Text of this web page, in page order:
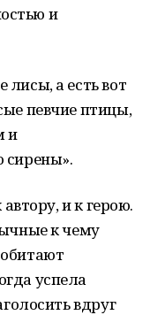
и
а есть вот
певчие птицы,
и
сирены».
и к герою.
к чему
успела
вдруг